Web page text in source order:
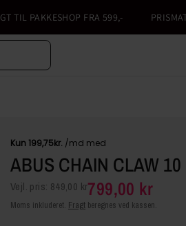
TIL PAKKESHOP FRA 599,- PRISMATCH
ABUS CHAIN CLAW 10
Vejl. pris: 849,00 kr799,00 kr
Moms inkluderet. Fragt beregnes ved kassen.